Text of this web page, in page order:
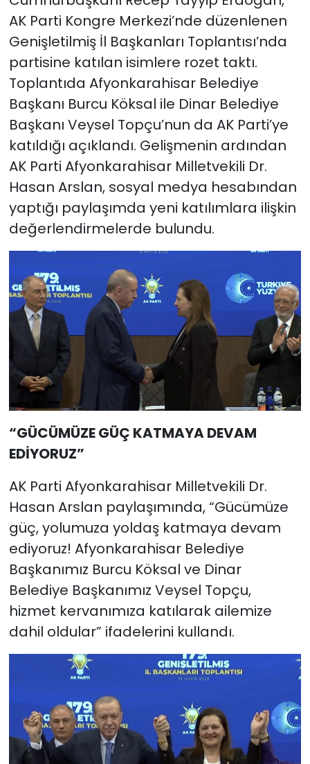
AK Parti Kongre Merkezi’nde düzenlenen
Genişletilmiş İl Başkanları Toplantısı’nda
partisine katılan isimlere rozet taktı.
Toplantıda Afyonkarahisar Belediye
Başkanı Burcu Köksal ile Dinar Belediye
Başkanı Veysel Topçu’nun da AK Parti’ye
katıldığı açıklandı. Gelişmenin ardından
AK Parti Afyonkarahisar Milletvekili Dr.
Hasan Arslan, sosyal medya hesabından
yaptığı paylaşımda yeni katılımlara ilişkin
değerlendirmelerde bulundu.
“GÜCÜMÜZE GÜÇ KATMAYA DEVAM
EDİYORUZ”
AK Parti Afyonkarahisar Milletvekili Dr.
Hasan Arslan paylaşımında, “Gücümüze
güç, yolumuza yoldaş katmaya devam
ediyoruz! Afyonkarahisar Belediye
Başkanımız Burcu Köksal ve Dinar
Belediye Başkanımız Veysel Topçu,
hizmet kervanımıza katılarak ailemize
dahil oldular” ifadelerini kullandı.